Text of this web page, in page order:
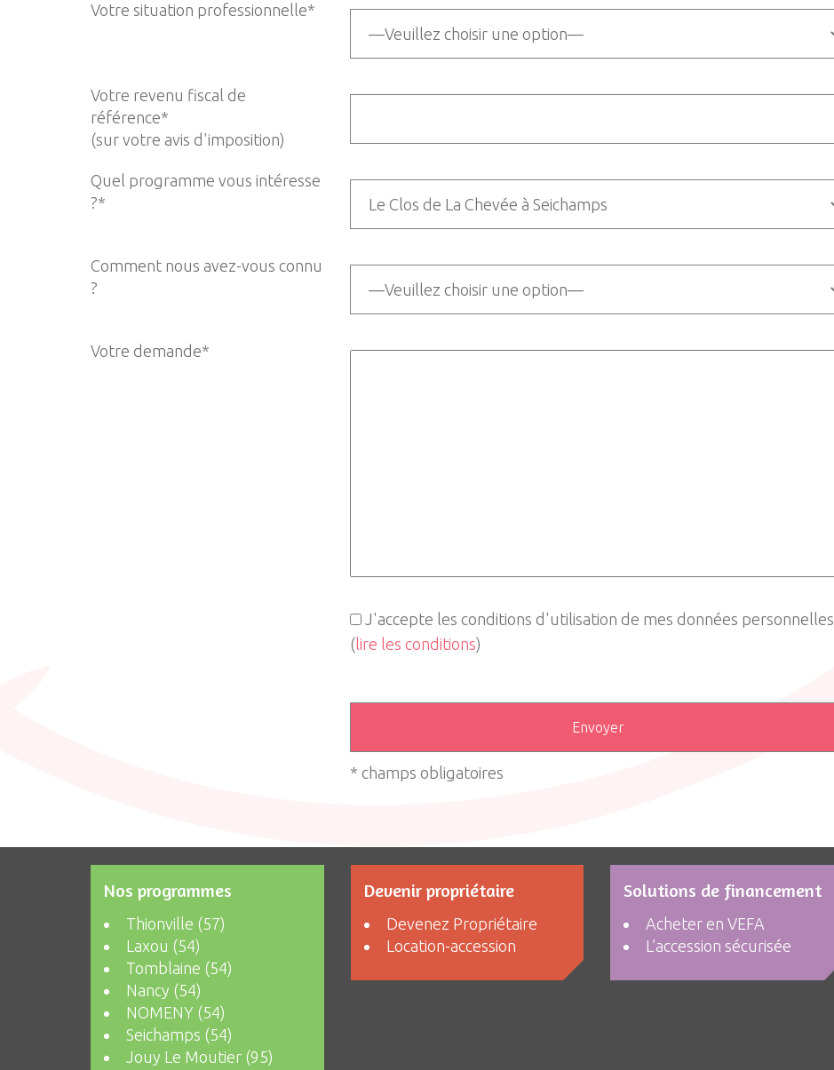
Votre situation professionnelle*
Votre revenu fiscal de
référence*
(sur votre avis d'imposition)
Quel programme vous intéresse
?*
Comment nous avez-vous connu
?
Votre demande*
J'accepte les conditions d'utilisation de mes données personnelles
(lire les conditions)
* champs obligatoires
Nos programmes
Thionville (57)
Laxou (54)
Tomblaine (54)
Nancy (54)
NOMENY (54)
Seichamps (54)
Jouy Le Moutier (95)
Devenir propriétaire
Devenez Propriétaire
Location-accession
Solutions de financement
Acheter en VEFA
L’accession sécurisée